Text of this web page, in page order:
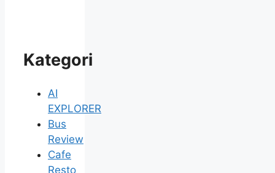
Kategori
AI
EXPLORER
Bus
Review
Cafe
Resto